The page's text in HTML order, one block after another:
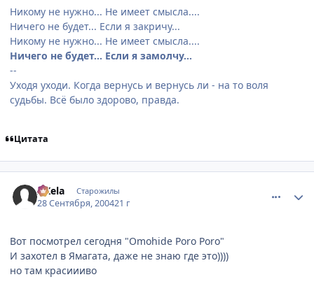
Никому не нужно... Не имеет смысла....
Ничего не будет... Если я закричу...
Никому не нужно... Не имеет смысла....
Ничего не будет... Если я замолчу...
--
Уходя уходи. Когда вернусь и вернусь ли - на то воля
судьбы. Всё было здорово, правда.
Цитата
AKela Старожилы
28 Сентября, 200421 г
Вот посмотрел сегодня "Omohide Poro Poro"
И захотел в Ямагата, даже не знаю где это))))
но там красиииво